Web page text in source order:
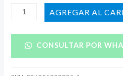
AÑADIR AL
CONSULTAR POR